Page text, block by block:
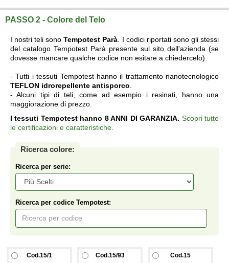
PASSO 2 - Colore del Telo
I nostri teli sonoTempotest Parà . I codici riportati sono gli stessi
del catalogo Tempotest Parà presente sul sito dell'azienda (se
dovesse mancare qualche codice non esitare a chiedercelo).
- Tutti i tessuti Tempotest hanno il trattamento nanotecnologico
TEFLON idrorepellente antisporco
- Alcuni tipi di teli, come ad esempio i resinati, hanno una
maggiorazione di prezzo.
I tessuti Tempotest hanno 8 ANNI DI GARANZIA. Scopri tutte
le certificazioni e caratteristiche.
Ricerca colore:
Ricerca per serie:
Ricerca per codice Tempotest:
Cod.15/1 Cod.15/93 Cod.15